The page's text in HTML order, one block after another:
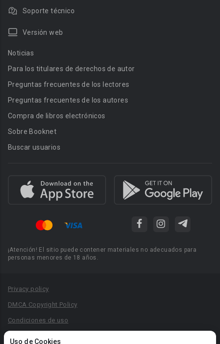
Uso de Cookies
Soporte técnico
Versión web
Noticias
Para los titulares de derechos de autor
Preguntas frecuentes de los lectores
Preguntas frecuentes de los autores
Compra de libros electrónicos
Sobre Booknet
Buscar usuarios
¡Atención! El sitio puede contener materiales no adecuados para
personas menores de 18 años.
Privacy policy
DMCA Copyright Policy
Condiciones de uso